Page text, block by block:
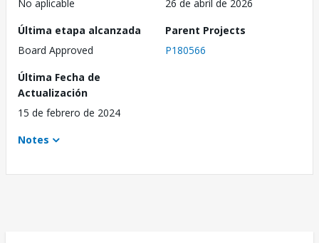
No aplicable
26 de abril de 2026
Última etapa alcanzada
Board Approved
Parent Projects
P180566
Última Fecha de
Actualización
15 de febrero de 2024
Notes